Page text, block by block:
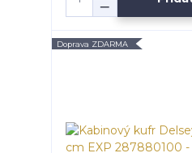
Doprava ZDARMA